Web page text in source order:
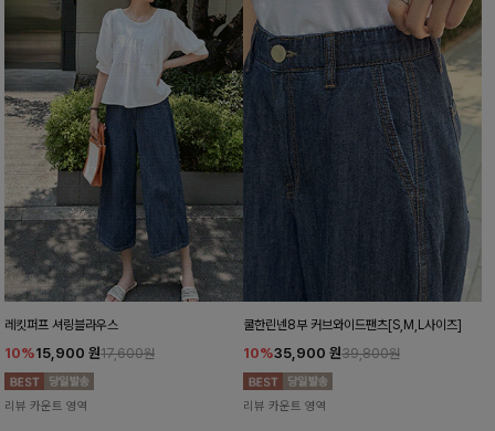
레킷퍼프 셔링블라우스
10%15,900 원17,600원
리뷰 카운트 영역
쿨한린넨8부 커브와이드팬츠[S,M,L사이즈]
10%35,900 원39,800원
리뷰 카운트 영역